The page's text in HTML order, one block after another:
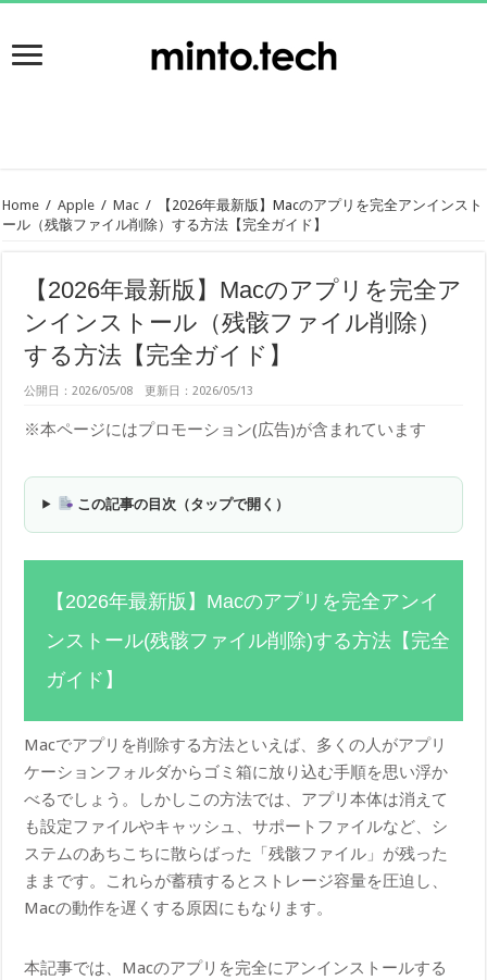
Home / Apple / Mac /
【2026年最新版】Macのアプリを完全アンインスト
ール（残骸ファイル削除）する方法【完全ガイド】
【2026年最新版】Macのアプリを完全ア
ンインストール（残骸ファイル削除）
する方法【完全ガイド】
公開日：2026/05/08 更新日：2026/05/13
※本ページにはプロモーション(広告)が含まれています
この記事の目次（タップで開く）
【2026年最新版】Macのアプリを完全アンイ
ンストール(残骸ファイル削除)する方法【完全
ガイド】
Macでアプリを削除する方法といえば、多くの人がアプリ
ケーションフォルダからゴミ箱に放り込む手順を思い浮か
べるでしょう。しかしこの方法では、アプリ本体は消えて
も設定ファイルやキャッシュ、サポートファイルなど、シ
ステムのあちこちに散らばった「残骸ファイル」が残った
ままです。これらが蓄積するとストレージ容量を圧迫し、
Macの動作を遅くする原因にもなります。
本記事では、Macのアプリを完全にアンインストールする